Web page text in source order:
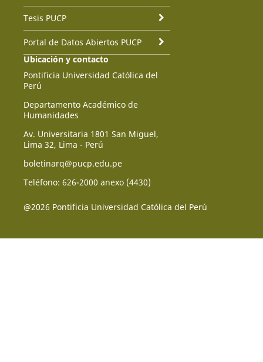
Tesis PUCP
Portal de Datos Abiertos PUCP
Ubicación y contacto
Pontificia Universidad Católica del
Perú
Departamento Académico de
Humanidades
Av. Universitaria 1801 San Miguel,
Lima 32, Lima - Perú
boletinarq@pucp.edu.pe
Teléfono: 626-2000 anexo (4430)
@2026 Pontificia Universidad Católica del Perú